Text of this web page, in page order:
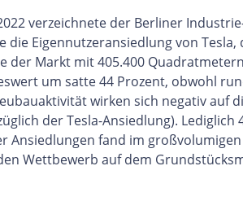
verzeichnete der Berliner
Eigennutzeransiedlung von
Markt mit 405.400
um satte 44 Prozent, obwohl
wirken sich negativ auf
der Tesla-Ansiedlung). Lediglich
fand im
Wettbewerb auf dem